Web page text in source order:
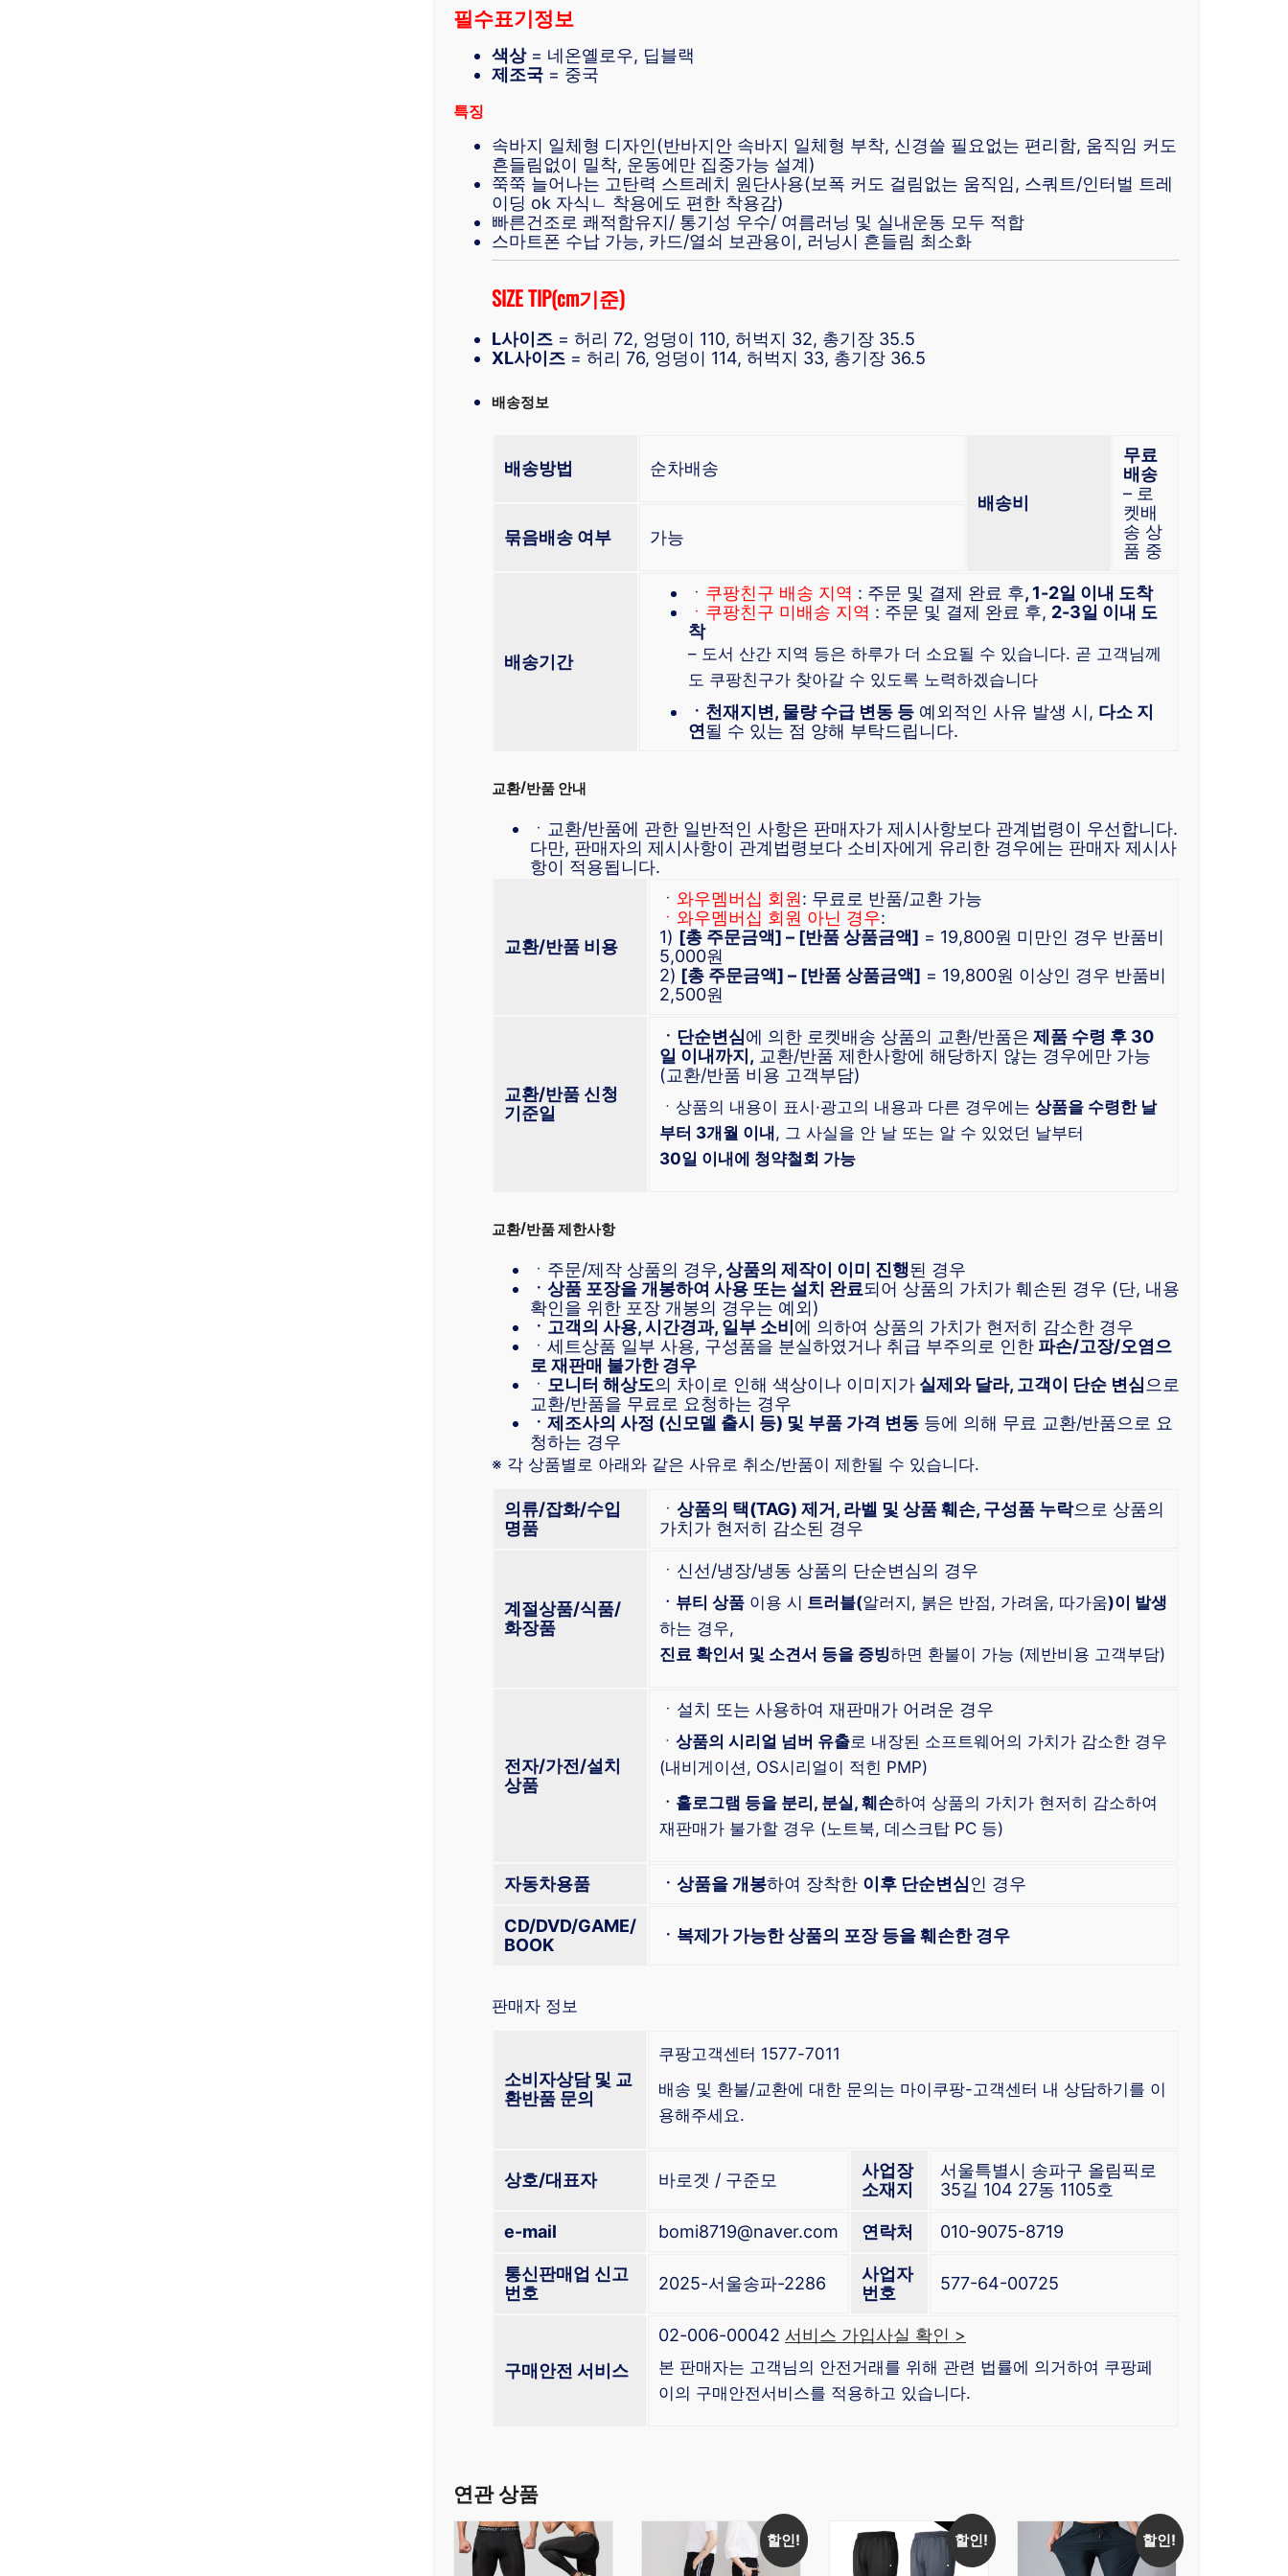
필수표기정보
색상= 네온옐로우, 딥블랙
제조국 = 중국
특징
속바지 일체형 디자인(반바지안 속바지 일체형 부착, 신경쓸 필요없는 편리함, 움직임 커도
흔들림없이 밀착, 운동에만 집중가능 설계)
쭉쭉 늘어나는 고탄력 스트레치 원단사용(보폭 커도 걸림없는 움직임, 스쿼트/인터벌 트레
이딩 ok 자식ㄴ 착용에도 편한 착용감)
빠른건조로 쾌적함유지/ 통기성 우수/ 여름러닝 및 실내운동 모두 적합
스마트폰 수납 가능, 카드/열쇠 보관용이, 러닝시 흔들림 최소화
SIZE TIP(cm기준)
L사이즈 = 허리 72, 엉덩이 110, 허벅지 32, 총기장 35.5
XL사이즈 = 허리 76, 엉덩이 114, 허벅지 33, 총기장 36.5
배송정보
배송방법
순차배송
배송비
무료
배송
– 로
켓배
송 상
품 중
묶음배송 여부 가능
배송기간
ㆍ 쿠팡친구 배송 지역 : 주문 및 결제 완료 후, 1-2일 이내 도착
ㆍ쿠팡친구 미배송 지역 : 주문 및 결제 완료 후, 2-3일 이내 도
착
– 도서 산간 지역 등은 하루가 더 소요될 수 있습니다. 곧 고객님께
도 쿠팡친구가 찾아갈 수 있도록 노력하겠습니다
ㆍ천재지변, 물량 수급 변동 등 예외적인 사유 발생 시, 다소 지
연될 수 있는 점 양해 부탁드립니다.
교환/반품 안내
ㆍ교환/반품에 관한 일반적인 사항은 판매자가 제시사항보다 관계법령이 우선합니다.
다만, 판매자의 제시사항이 관계법령보다 소비자에게 유리한 경우에는 판매자 제시사
항이 적용됩니다.
교환/반품 비용
ㆍ 와우멤버십 회원: 무료로 반품/교환 가능
ㆍ와우멤버십 회원 아닌 경우:
1) [총 주문금액] – [반품 상품금액] = 19,800원 미만인 경우 반품비
5,000원
2) [총 주문금액] – [반품 상품금액] = 19,800원 이상인 경우 반품비
2,500원
교환/반품 신청
기준일
ㆍ단순변심에 의한 로켓배송 상품의 교환/반품은 제품 수령 후 30
일 이내까지, 교환/반품 제한사항에 해당하지 않는 경우에만 가능
(교환/반품 비용 고객부담)
ㆍ상품의 내용이 표시·광고의 내용과 다른 경우에는 상품을 수령한 날
부터 3개월 이내, 그 사실을 안 날 또는 알 수 있었던 날부터
30일 이내에 청약철회 가능
교환/반품 제한사항
ㆍ주문/제작 상품의 경우, 상품의 제작이 이미 진행된 경우
ㆍ상품 포장을 개봉하여 사용 또는 설치 완료되어 상품의 가치가 훼손된 경우 (단, 내용
확인을 위한 포장 개봉의 경우는 예외)
ㆍ고객의 사용, 시간경과, 일부 소비에 의하여 상품의 가치가 현저히 감소한 경우
ㆍ세트상품 일부 사용, 구성품을 분실하였거나 취급 부주의로 인한 파손/고장/오염으
로 재판매 불가한 경우
ㆍ 모니터 해상도의 차이로 인해 색상이나 이미지가 실제와 달라, 고객이 단순 변심 으로
교환/반품을 무료로 요청하는 경우
ㆍ제조사의 사정 (신모델 출시 등) 및 부품 가격 변동 등에 의해 무료 교환/반품으로 요
청하는 경우
※ 각 상품별로 아래와 같은 사유로 취소/반품이 제한될 수 있습니다.
의류/잡화/수입
명품
ㆍ 상품의 택(TAG) 제거, 라벨 및 상품 훼손, 구성품 누락으로 상품의
가치가 현저히 감소된 경우
계절상품/식품/
화장품
ㆍ신선/냉장/냉동 상품의 단순변심의 경우
ㆍ뷰티 상품 이용 시 트러블(알러지, 붉은 반점, 가려움, 따가움)이 발생
하는 경우,
진료 확인서 및 소견서 등을 증빙하면 환불이 가능 (제반비용 고객부담)
전자/가전/설치
상품
ㆍ설치 또는 사용하여 재판매가 어려운 경우
ㆍ 상품의 시리얼 넘버 유출로 내장된 소프트웨어의 가치가 감소한 경우
(내비게이션, OS시리얼이 적힌 PMP)
ㆍ홀로그램 등을 분리, 분실, 훼손하여 상품의 가치가 현저히 감소하여
재판매가 불가할 경우 (노트북, 데스크탑 PC 등)
자동차용품 ㆍ상품을 개봉하여 장착한 이후 단순변심인 경우
CD/DVD/GAME/
BOOK
ㆍ복제가 가능한 상품의 포장 등을 훼손한 경우
판매자 정보
소비자상담 및 교
환반품 문의
쿠팡고객센터 1577-7011
배송 및 환불/교환에 대한 문의는 마이쿠팡-고객센터 내 상담하기를 이
용해주세요.
상호/대표자 바로겟 / 구준모
사업장
소재지
서울특별시 송파구 올림픽로
35길 104 27동 1105호
e-mail bomi8719@naver.com 연락처 010-9075-8719
통신판매업 신고
번호
2025-서울송파-2286
사업자
번호
577-64-00725
구매안전 서비스
02-006-00042 서비스 가입사실 확인 >
본 판매자는 고객님의 안전거래를 위해 관련 법률에 의거하여 쿠팡페
이의 구매안전서비스를 적용하고 있습니다.
연관 상품
할인! 할인! 할인!